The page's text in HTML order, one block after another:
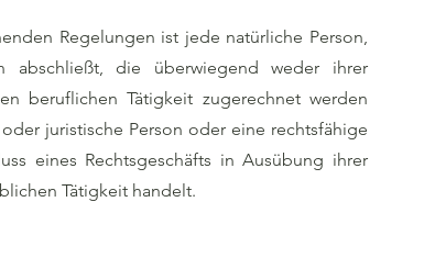
Regelungen ist jede natürliche Person,
abschließt, die überwiegend weder ihrer
beruflichen Tätigkeit zugerechnet werden
juristische Person oder eine rechtsfähige
eines Rechtsgeschäfts in Ausübung ihrer
Tätigkeit handelt.